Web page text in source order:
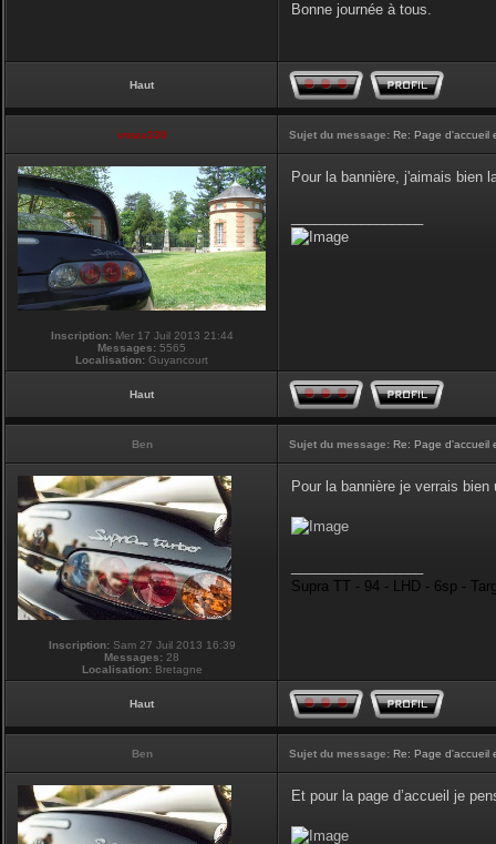
Bonne journée à tous.
Haut
vmax330 Sujet du message: Re: Page d'accueil
Inscription:Mer 17 Juil 2013 21:44
Messages: 5565
Localisation: Guyancourt
Pour la bannière, j'aimais bien
Haut
Ben Sujet du message: Re: Page d'accueil
Inscription:Sam 27 Juil 2013 16:39
Messages: 28
Localisation:Bretagne
Pour la bannière je verrais
Supra TT - 94 - LHD - 6sp -
Haut
Ben Sujet du message: Re: Page d'accueil
Et pour la page d’accueil je